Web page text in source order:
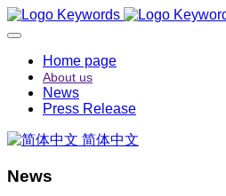
Home page
About us
News
Press Release
简体中文
News